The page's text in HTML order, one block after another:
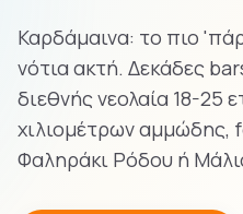
Καρδάμαινα: το πιο
νότια ακτή. Δεκάδες
διεθνής νεολαία 18-25
χιλιομέτρων αμμώδης,
Φαληράκι Ρόδου ή